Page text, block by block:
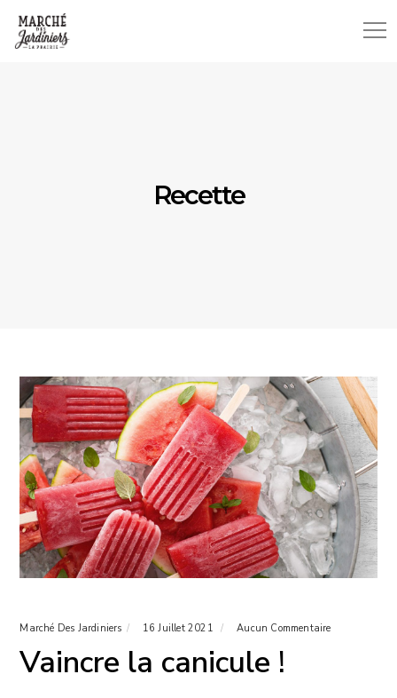
Recette
Marché Des Jardiniers 16 Juillet 2021 Aucun Commentaire
Vaincre la canicule !